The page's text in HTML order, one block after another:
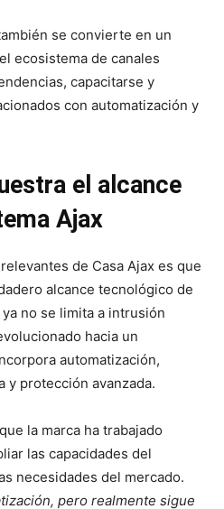
se convierte en un
ecosistema de canales
capacitarse y
con automatización y
el alcance
Ajax
de Casa Ajax es que
alcance tecnológico de
no se limita a intrusión
hacia un
automatización,
y protección avanzada.
la marca ha trabajado
las capacidades del
necesidades del mercado.
pero realmente sigue